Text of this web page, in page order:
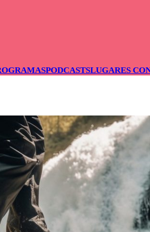
PODCASTSLUGARES